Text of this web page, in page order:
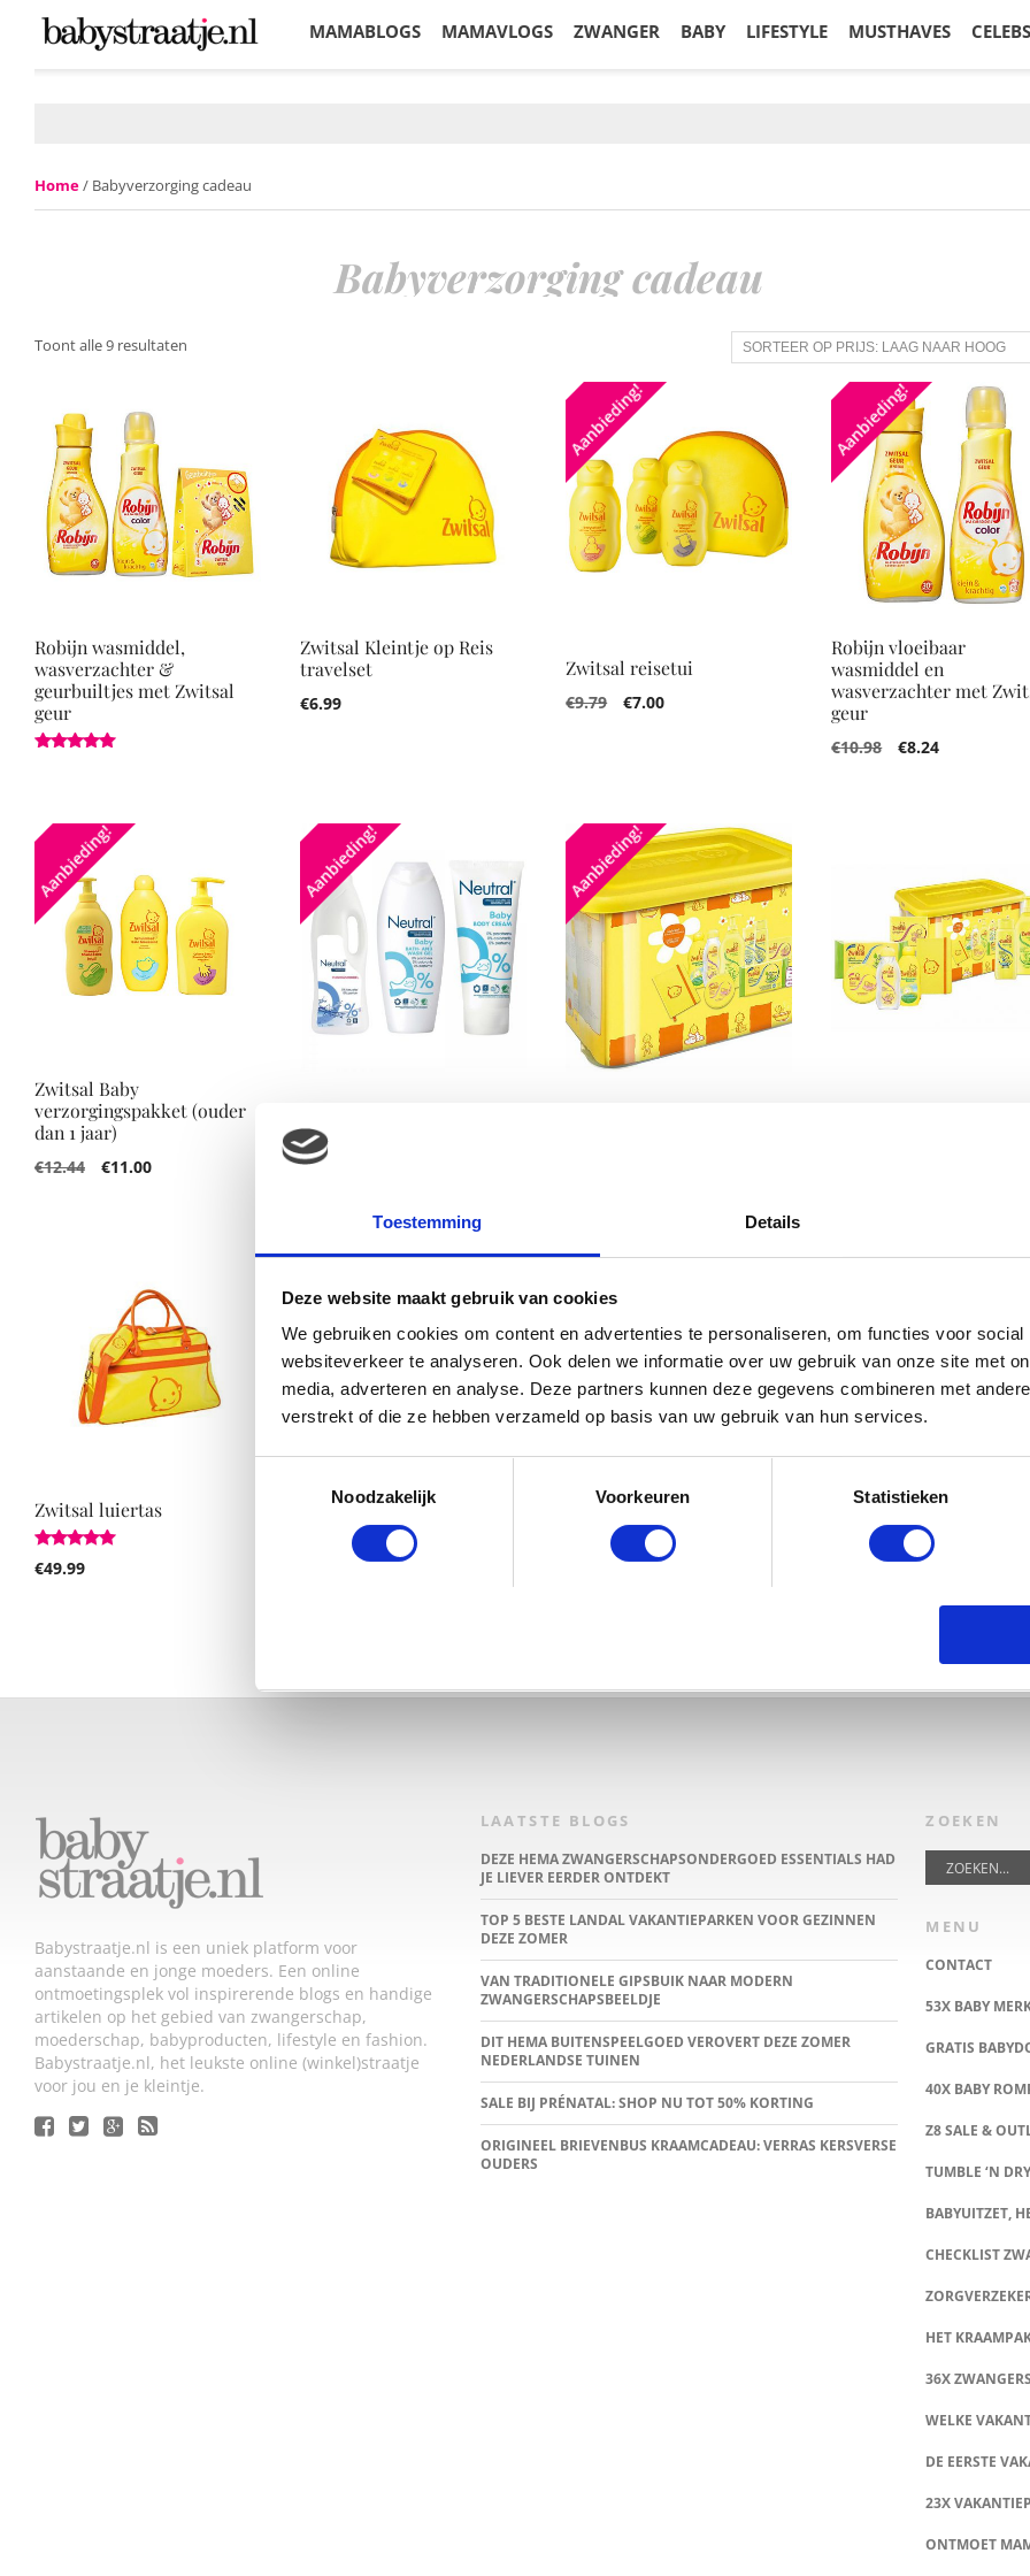
Toestemming Details
Deze website maakt gebruik van cookies
We gebruiken cookies om content en advertenties te personaliseren, om functies voor
websiteverkeer te analyseren. Ook delen we informatie over uw gebruik van onze site met
media, adverteren en analyse. Deze partners kunnen deze gegevens combineren met
verstrekt of die ze hebben verzameld op basis van uw gebruik van hun services.
Noodzakelijk
Voorkeuren Statistieken
MAMABLOGS MAMAVLOGS ZWANGER BABY LIFESTYLE MUSTHAVES CELEBS
Home/ Babyverzorging cadeau
Babyverzorging cadeau
Toont alle 9 resultaten
Robijn wasmiddel,
wasverzachter &
geurbuiltjes met Zwitsal
geur
Zwitsal Kleintje op Reis
travelset
€6.99
Aanbieding!
Zwitsal reisetui
€9.79 €7.00
Aanbieding!
Robijn vloeibaar
wasmiddel en
wasverzachter met
geur
€10.98 €8.24
Aanbieding!
Zwitsal Baby
verzorgingspakket (ouder
dan 1 jaar)
€12.44 €11.00
Aanbieding!
€15.68
Aanbieding!
Zwitsal luiertas
Gewaardeerd
5.00
€49.99
Babystraatje.nl is een uniek platform voor
aanstaande en jonge moeders. Een online
ontmoetingsplek vol inspirerende blogs en handige
artikelen op het gebied van zwangerschap,
moederschap, babyproducten, lifestyle en fashion.
Babystraatje.nl, het leukste online (winkel)straatje
voor jou en je kleintje.
LAATSTE BLOGS
DEZE HEMA ZWANGERSCHAPSONDERGOED ESSENTIALS HAD
JE LIEVER EERDER ONTDEKT
TOP 5 BESTE LANDAL VAKANTIEPARKEN VOOR GEZINNEN
DEZE ZOMER
VAN TRADITIONELE GIPSBUIK NAAR MODERN
ZWANGERSCHAPSBEELDJE
DIT HEMA BUITENSPEELGOED VEROVERT DEZE ZOMER
NEDERLANDSE TUINEN
SALE BIJ PRÉNATAL: SHOP NU TOT 50% KORTING
ORIGINEEL BRIEVENBUS KRAAMCADEAU: VERRAS KERSVERSE
OUDERS
ZOEKEN
MENU
CONTACT
53X BABY
GRATIS
40X BABY
Z8 SALE &
TUMBLE ‘N
BABYUITZET,
CHECKLIST
HET
36X
WELKE
DE EERSTE
23X
ONTMOET